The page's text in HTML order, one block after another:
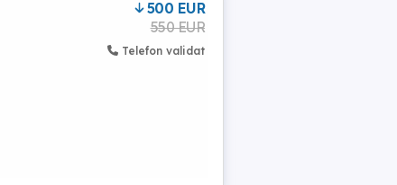
500 EUR
550 EUR
Telefon validat